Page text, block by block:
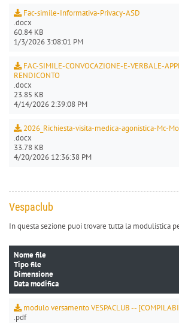
Fac-simile-Informativa-Privacy-ASD
.docx
60.84 KB
1/3/2026 3:08:01 PM
FAC-SIMILE-CONVOCAZIONE-E-VERBALE-
RENDICONTO
.docx
23.85 KB
4/14/2026 2:39:08 PM
2026_Richiesta-visita-medica-agonistica-Mc-
.docx
33.78 KB
4/20/2026 12:36:38 PM
Vespaclub
In questa sezione puoi trovare tutta la modulistica
Nome file
Tipo file
Dimensione
Data modifica
modulo versamento VESPACLUB --
.pdf